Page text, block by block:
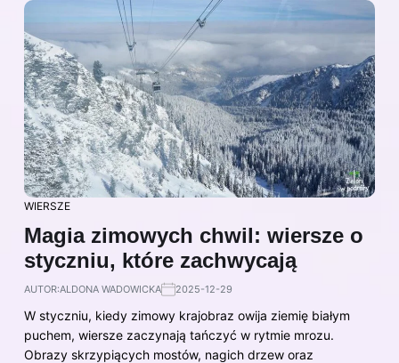
WIERSZE
Magia zimowych chwil: wiersze o
styczniu, które zachwycają
AUTOR:ALDONA WADOWICKA 2025-12-29
W styczniu, kiedy zimowy krajobraz owija ziemię białym
puchem, wiersze zaczynają tańczyć w rytmie mrozu.
Obrazy skrzypiących mostów, nagich drzew oraz